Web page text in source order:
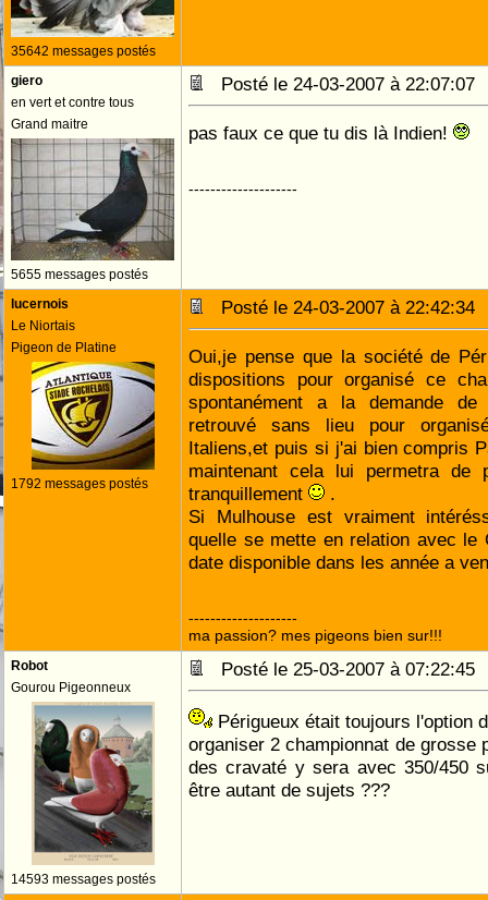
35642 messages postés
giero
en vert et contre tous
Grand maitre
5655 messages postés
Posté le 24-03-2007 à
pas faux ce que tu dis là Indien!
--------------------
lucernois
Le Niortais
Pigeon de Platine
1792 messages postés
Posté le 24-03-2007 à
Oui,je pense que la société de
dispositions pour organisé ce
spontanément a la demande
retrouvé sans lieu pour
Italiens,et puis si j'ai bien compris
maintenant cela lui permetra de
tranquillement
.
Si Mulhouse est vraiment
quelle se mette en relation avec le
date disponible dans les année a
--------------------
ma passion? mes pigeons bien sur!!!
Robot
Gourou Pigeonneux
14593 messages postés
Posté le 25-03-2007 à
Périgueux était toujours l'option
organiser 2 championnat de grosse
des cravaté y sera avec 350/450
être autant de sujets ???